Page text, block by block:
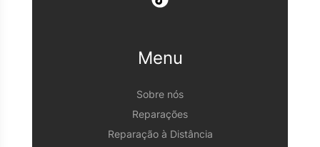
Menu
Sobre nós
Reparações
Reparação à Distância